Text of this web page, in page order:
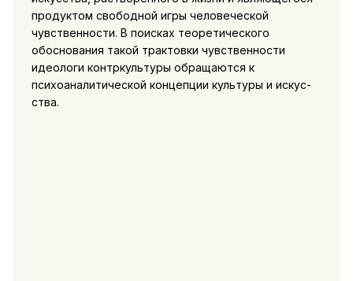
продуктом свободной игры чело­веческой
чувственности. В поисках теоретического
обоснования такой трактовки чувственности
идеологи контркультуры обра­щаются к
психоаналитической концепции культуры и искус­
ства.